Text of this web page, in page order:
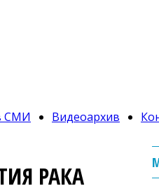
СМИ Видеоархив
РАКА